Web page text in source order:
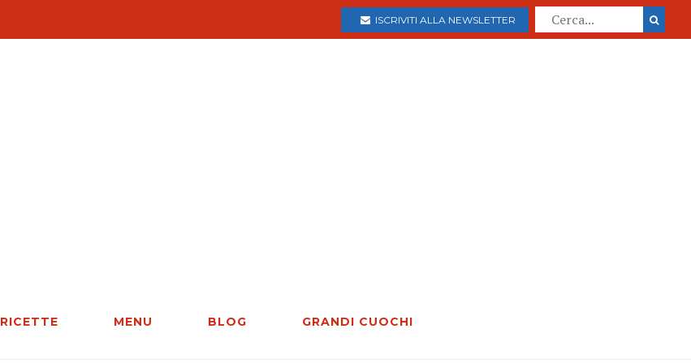
ISCRIVITI ALLA NEWSLETTER
RICETTE MENU BLOG GRANDI CUOCHI